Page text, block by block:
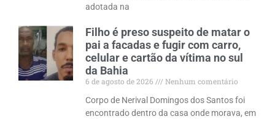
adotada na
Filho é preso suspeito de matar o
pai a facadas e fugir com carro,
celular e cartão da vítima no sul
da Bahia
6 de agosto de 2026
Nenhum comentário
Corpo de Nerival Domingos dos Santos foi
encontrado dentro da casa onde morava, em